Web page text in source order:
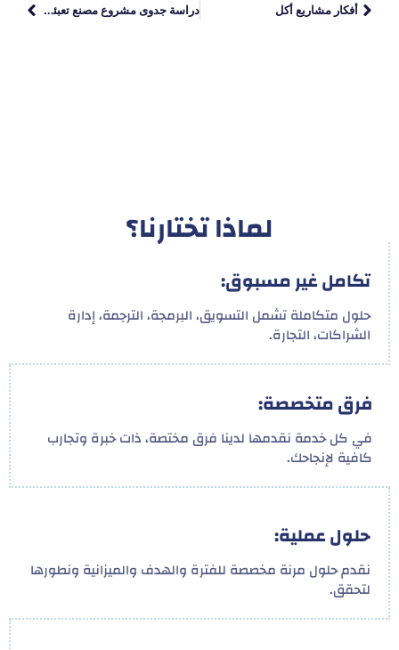
أفكار مشاريع أكل دراسة جدوى مشروع مصنع تعبئة المشروبات الغازية
لماذا تختارنا؟
تكامل غير مسبوق:
حلول متكاملة تشمل التسويق، البرمجة، الترجمة، إدارة
الشراكات، التجارة.
فرق متخصصة:
في كل خدمة نقدمها لدينا فرق مختصة، ذات خبرة وتجارب
كافية لإنجاحك.
حلول عملية:
نقدم حلول مرنة مخصصة للفترة والهدف والميزانية ونطورها
لتحقق.